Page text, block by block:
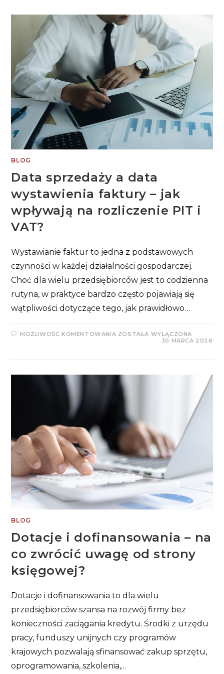
SĄ
RODZAJE
I
JAK
JE
PRAWIDŁOWO
ROZLICZYĆ?
BLOG
Data sprzedaży a data
wystawienia faktury – jak
wpływają na rozliczenie PIT i
VAT?
Wystawianie faktur to jedna z podstawowych
czynności w każdej działalności gospodarczej.
Choć dla wielu przedsiębiorców jest to codzienna
rutyna, w praktyce bardzo często pojawiają się
wątpliwości dotyczące tego, jak prawidłowo…
MOŻLIWOŚĆ KOMENTOWANIA DATA
SPRZEDAŻY
–
WPŁYWAJĄ
NA
ROZLICZENIE
VAT?
ZOSTAŁA WYŁĄCZONA
30 MARCA 2026
BLOG
Dotacje i dofinansowania – na
co zwrócić uwagę od strony
księgowej?
Dotacje i dofinansowania to dla wielu
przedsiębiorców szansa na rozwój firmy bez
konieczności zaciągania kredytu. Środki z urzędu
pracy, funduszy unijnych czy programów
krajowych pozwalają sfinansować zakup sprzętu,
oprogramowania, szkolenia,…